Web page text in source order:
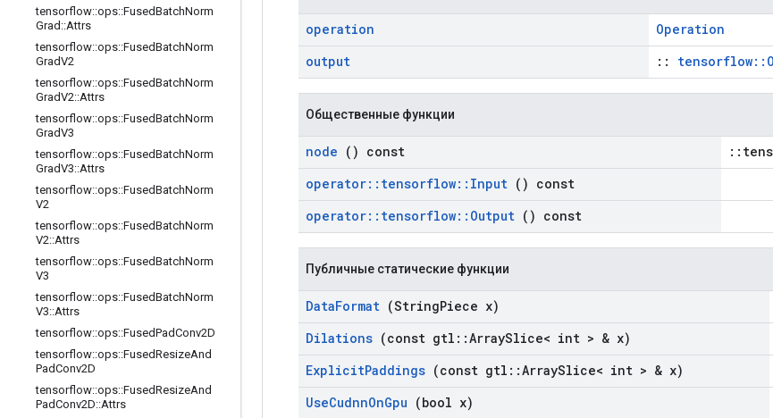
tensorflow::ops::FusedBatchNorm
Grad ::Attrs
tensorflow::ops::FusedBatchNorm
GradV2
tensorflow::ops::FusedBatchNorm
GradV2::Attrs
tensorflow::ops::FusedBatchNorm
GradV3
tensorflow::ops::FusedBatchNorm
GradV3::Attrs
tensorflow::ops::FusedBatchNorm
V2
tensorflow::ops::FusedBatchNorm
V2::Attrs
tensorflow::ops::FusedBatchNorm
V3
tensorflow::ops::FusedBatchNorm
V3::Attrs
tensorflow::ops::FusedPadConv2D
tensorflow::ops::FusedResizeAnd
PadConv2D
tensorflow::ops::FusedResizeAnd
PadConv2D::Attrs
operation
Operation
output
::
Общественные функции
node () const
operator:: tensorflow:: Input () const
operator:: tensorflow:: Output () const
Публичные статические функции
DataFormat (StringPiece x)
Dilations (const gtl ::ArraySlice< int > & x)
ExplicitPaddings (const gtl ::ArraySlice< int > & x)
UseCudnnOnGpu (bool x)